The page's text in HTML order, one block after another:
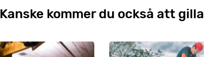
Kanske kommer du också att gilla